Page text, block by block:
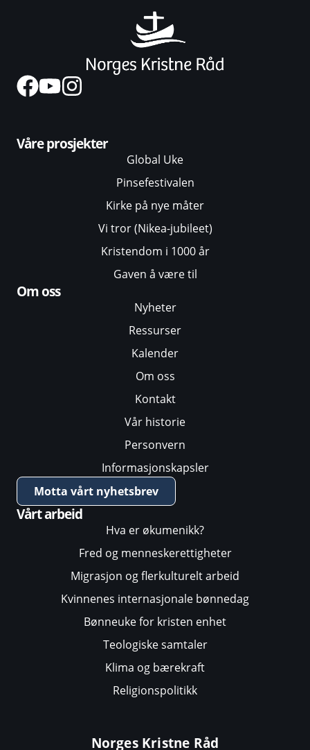
Våre prosjekter
Global Uke
Pinsefestivalen
Kirke på nye måter
Vi tror (Nikea-jubileet)
Kristendom i 1000 år
Gaven å være til
Om oss
Nyheter
Ressurser
Kalender
Om oss
Kontakt
Vår historie
Personvern
Informasjonskapsler
Motta vårt nyhetsbrev
Vårt arbeid
Hva er økumenikk?
Fred og menneskerettigheter
Migrasjon og flerkulturelt arbeid
Kvinnenes internasjonale bønnedag
Bønneuke for kristen enhet
Teologiske samtaler
Klima og bærekraft
Religionspolitikk
Norges Kristne Råd